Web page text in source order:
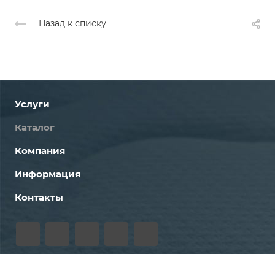
Назад к списку
Услуги
Каталог
Компания
Информация
Контакты